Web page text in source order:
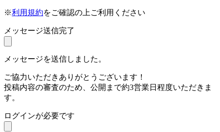
※利用規約をご確認の上ご利用ください
メッセージ送信完了
メッセージを送信しました。
ご協力いただきありがとうございます！
投稿内容の審査のため、公開まで約3営業日程度いただきま
す。
ログインが必要です